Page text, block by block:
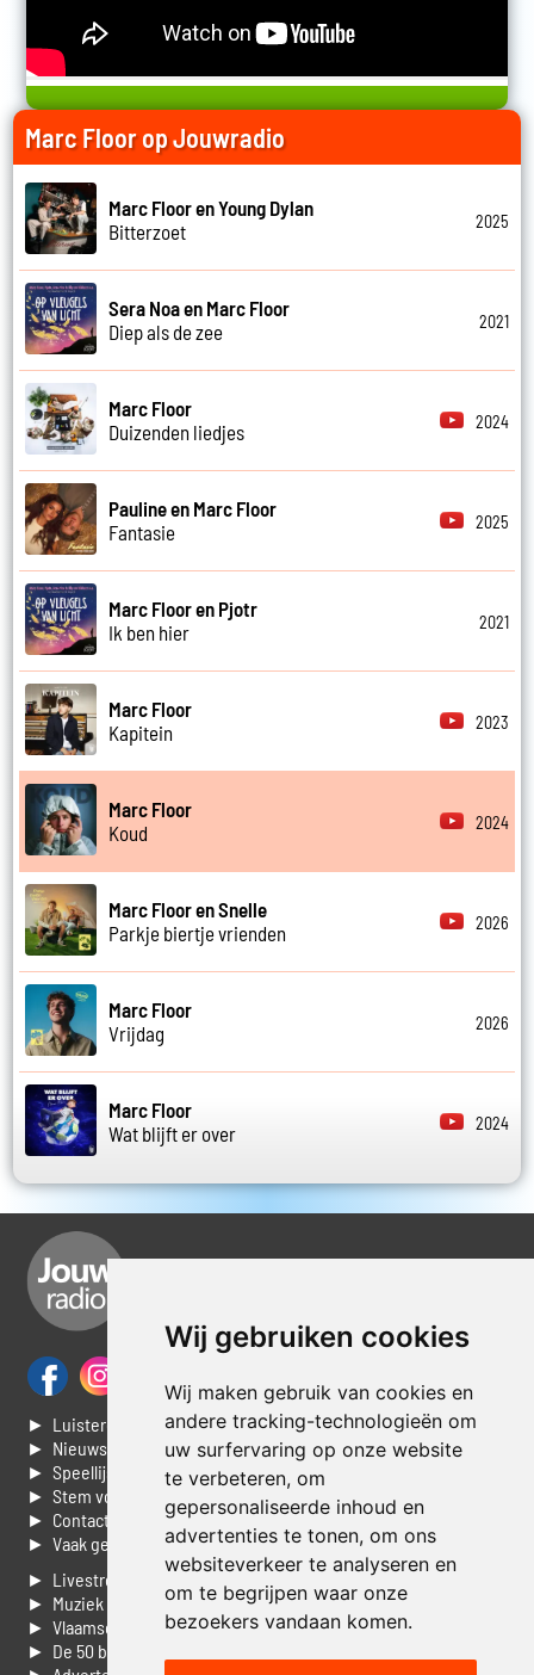
Wij gebruiken cookies
Wij maken gebruik van cookies en
andere tracking-technologieën om
uw surfervaring op onze website
te verbeteren, om
gepersonaliseerde inhoud en
advertenties te tonen, om ons
websiteverkeer te analyseren en
om te begrijpen waar onze
bezoekers vandaan komen.
Marc Floor op Jouwradio
Marc Floor en Young Dylan
Bitterzoet
2025
Sera Noa en Marc Floor
Diep als de zee
2021
Marc Floor
Duizenden liedjes
2024
Pauline en Marc Floor
Fantasie
2025
Marc Floor en Pjotr
Ik ben hier
2021
Marc Floor
Kapitein
2023
Marc Floor
Koud
2024
Marc Floor en Snelle
Parkje biertje vrienden
2026
Marc Floor
Vrijdag
2026
Marc Floor
Wat blijft er over
2024
► Luisteren naar Jouwradio
► Nieuws
► Speellijst
► Stem voor de Dag top 3
► Contacteer ons
► Vaak gestelde vragen
► Livestream informatie
► Muziek opzoeken
► Vlaamse 100 Aller tijden
► De 50 beste van...